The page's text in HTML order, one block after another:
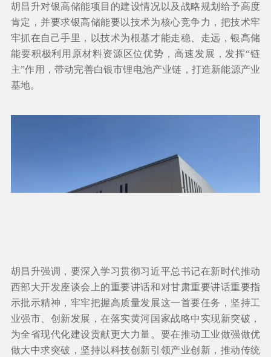
胡昌升对银高储能项目的建设情况以及战略规划给予高度
肯定，并要求银高储能要以技术为核心竞争力，把技术牢
牢抓在自己手里，以技术为根基才能走稳、走远，银高储
能要积极利用原材料资源区位优势，高速发展，发挥“链
主”作用，带动完善白银市锂电池产业链，打造新能源产业
基地。
胡昌升强调，要深入学习贯彻习近平总书记在新时代推动
西部大开发座谈会上的重要讲话和对甘肃重要讲话重要指
示批示精神，牢牢把握高质量发展这一首要任务，坚持工
业强市、创新发展，在落实黄河国家战略中实现新突破，
为全省现代化建设贡献更大力量。要在推动工业做强做优
做大中求突破，坚持以科技创新引领产业创新，推动传统